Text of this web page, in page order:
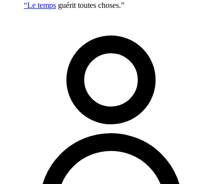
“Le temps guérit toutes choses.”